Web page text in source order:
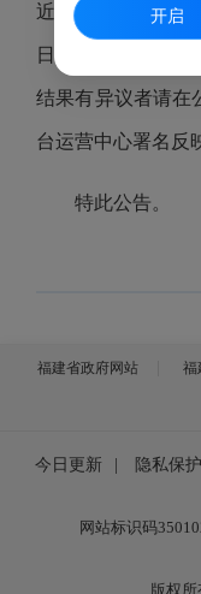
近期办理。现将
日（公告期：
结果有异议者请在
台运营中心署名反
特此公告。
福建省政府网站 福
今日更新 隐私保护
网站标识码
版权
开启